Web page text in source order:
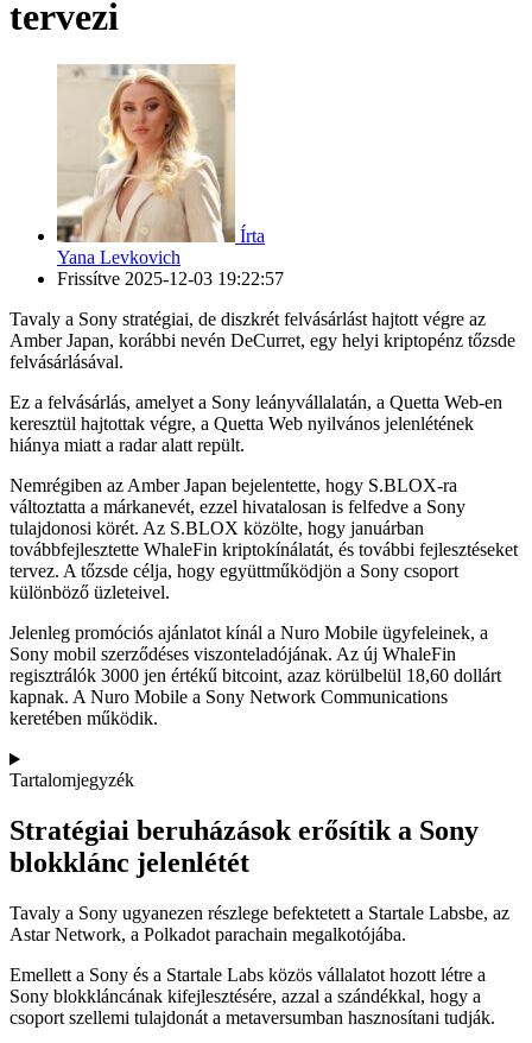
tervezi
Írta
Yana Levkovich
Frissítve 2025-12-03 19:22:57
Tavaly a Sony stratégiai, de diszkrét felvásárlást hajtott végre az
Amber Japan, korábbi nevén DeCurret, egy helyi kriptopénz tőzsde
felvásárlásával.
Ez a felvásárlás, amelyet a Sony leányvállalatán, a Quetta Web-en
keresztül hajtottak végre, a Quetta Web nyilvános jelenlétének
hiánya miatt a radar alatt repült.
Nemrégiben az Amber Japan bejelentette, hogy S.BLOX-ra
változtatta a márkanevét, ezzel hivatalosan is felfedve a Sony
tulajdonosi körét. Az S.BLOX közölte, hogy januárban
továbbfejlesztette WhaleFin kriptokínálatát, és további fejlesztéseket
tervez. A tőzsde célja, hogy együttműködjön a Sony csoport
különböző üzleteivel.
Jelenleg promóciós ajánlatot kínál a Nuro Mobile ügyfeleinek, a
Sony mobil szerződéses viszonteladójának. Az új WhaleFin
regisztrálók 3000 jen értékű bitcoint, azaz körülbelül 18,60 dollárt
kapnak. A Nuro Mobile a Sony Network Communications
keretében működik.
Tartalomjegyzék
Stratégiai beruházások erősítik a Sony
blokklánc jelenlétét
Tavaly a Sony ugyanezen részlege befektetett a Startale Labsbe, az
Astar Network, a Polkadot parachain megalkotójába.
Emellett a Sony és a Startale Labs közös vállalatot hozott létre a
Sony blokkláncának kifejlesztésére, azzal a szándékkal, hogy a
csoport szellemi tulajdonát a metaversumban hasznosítani tudják.